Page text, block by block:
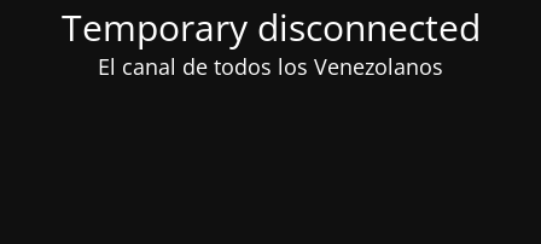
Temporary disconnected
El canal de todos los Venezolanos